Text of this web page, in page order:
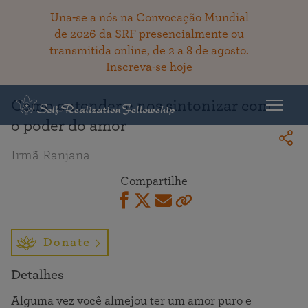
Una-se a nós na Convocação Mundial
de 2026 da SRF presencialmente ou
transmitida online, de 2 a 8 de agosto.
Inscreva-se hoje
Voltar ao acervo
Como entender e nos sintonizar com
o poder do amor
Irmã Ranjana
Compartilhe
Donate
Detalhes
Alguma vez você almejou ter um amor puro e